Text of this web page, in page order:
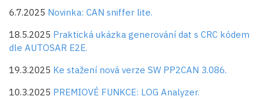
6.7.2025 Novinka: CAN sniffer lite.
18.5.2025 Praktická ukázka generování dat s CRC kódem
dle AUTOSAR E2E.
19.3.2025 Ke stažení nová verze SW PP2CAN 3.086.
10.3.2025 PREMIOVÉ FUNKCE: LOG Analyzer.